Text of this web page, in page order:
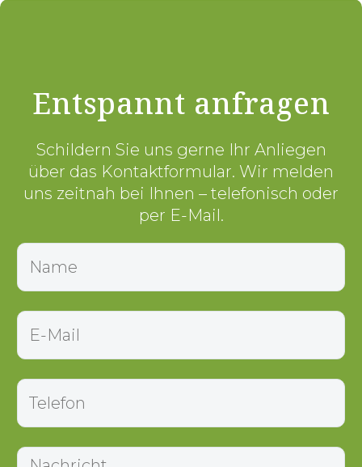
Entspannt anfragen
Schildern Sie uns gerne Ihr Anliegen
über das Kontaktformular. Wir melden
uns zeitnah bei Ihnen – telefonisch oder
per E-Mail.